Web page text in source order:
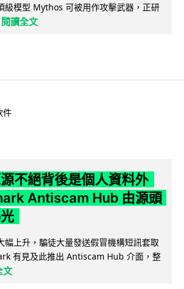
模型 Mythos 可被用作攻擊武器，正研
閱讀全文
件
不絕背後是個人資料外
Antiscam Hub 由源頭
幅上升，騙徒大量發送假冒機構短訊套取
有見及此推出 Antiscam Hub 介面，整
文